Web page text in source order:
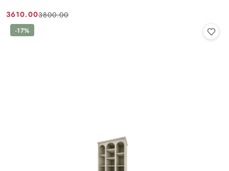
Cena
promocyjna:
3610.00
Cena
przed
3800.00
-17%